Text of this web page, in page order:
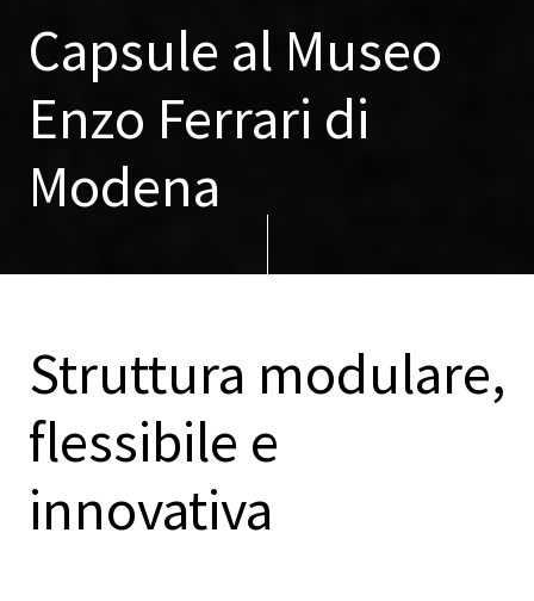
Capsule al Museo
Enzo Ferrari di
Modena
Struttura modulare,
flessibile e
innovativa